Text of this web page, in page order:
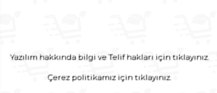
Yazılım hakkında bilgi ve Telif hakları için tıklayınız.
Çerez politikamız için tıklayınız.